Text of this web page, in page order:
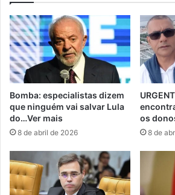
Bomba: especialistas dizem
que ninguém vai salvar Lula
do…Ver mais
8 de abril de 2026
os
8 de